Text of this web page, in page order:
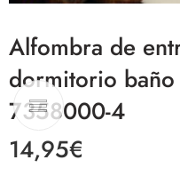
Alfombra de
dormitorio baño
7358000-4
14,95€